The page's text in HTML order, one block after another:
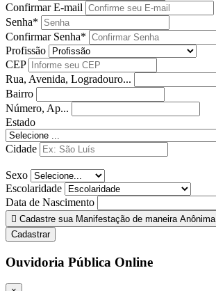
Confirmar E-mail
Senha*
Confirmar Senha*
Profissão
CEP
Rua, Avenida, Logradouro...
Bairro
Número, Ap...
Estado
Cidade
Sexo
Escolaridade
Data de Nascimento
Cadastre sua Manifestação de maneira Anônima
Cadastrar
Ouvidoria Pública Online